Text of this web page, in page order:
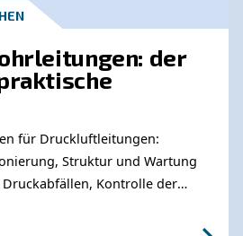
sich an unsere
Informationen zu
füllen Sie dieses Formular
Sie so schnell wie möglich
mehr von unseren Experten: